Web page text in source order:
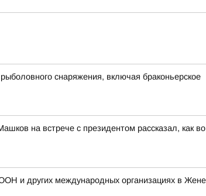
снаряжения, включая браконьерское
на встрече с президентом рассказал, как
и других международных организациях в